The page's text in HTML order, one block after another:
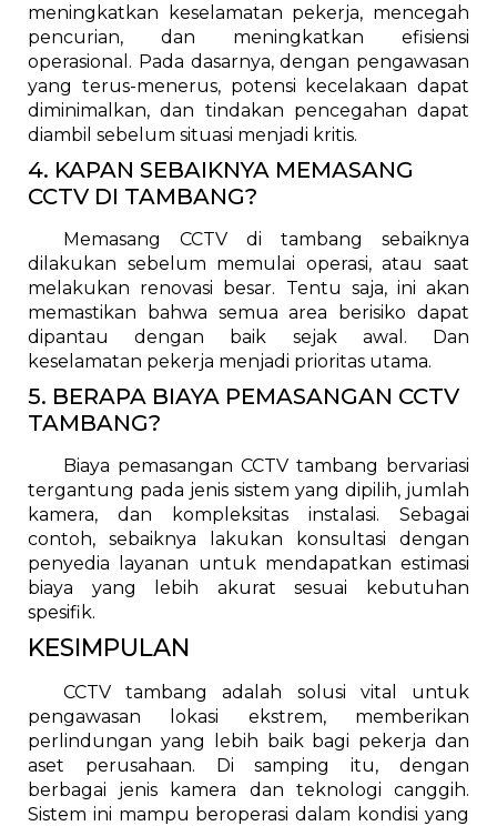
meningkatkan keselamatan pekerja, mencegah
pencurian, dan meningkatkan efisiensi
operasional. Pada dasarnya, dengan pengawasan
yang terus-menerus, potensi kecelakaan dapat
diminimalkan, dan tindakan pencegahan dapat
diambil sebelum situasi menjadi kritis.
4. KAPAN SEBAIKNYA MEMASANG
CCTV DI TAMBANG?
Memasang CCTV di tambang sebaiknya
dilakukan sebelum memulai operasi, atau saat
melakukan renovasi besar. Tentu saja, ini akan
memastikan bahwa semua area berisiko dapat
dipantau dengan baik sejak awal. Dan
keselamatan pekerja menjadi prioritas utama.
5. BERAPA BIAYA PEMASANGAN CCTV
TAMBANG?
Biaya pemasangan CCTV tambang bervariasi
tergantung pada jenis sistem yang dipilih, jumlah
kamera, dan kompleksitas instalasi. Sebagai
contoh, sebaiknya lakukan konsultasi dengan
penyedia layanan untuk mendapatkan estimasi
biaya yang lebih akurat sesuai kebutuhan
spesifik.
KESIMPULAN
CCTV tambang adalah solusi vital untuk
pengawasan lokasi ekstrem, memberikan
perlindungan yang lebih baik bagi pekerja dan
aset perusahaan. Di samping itu, dengan
berbagai jenis kamera dan teknologi canggih.
Sistem ini mampu beroperasi dalam kondisi yang